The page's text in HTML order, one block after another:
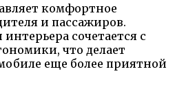
комфортное
и пассажиров.
сочетается с
что делает
еще более приятной